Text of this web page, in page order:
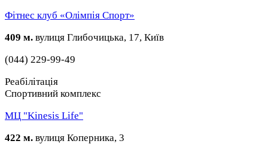
Фітнес клуб «Олімпія Спорт»
409 м. вулиця Глибочицька, 17, Київ
(044) 229-99-49
Реабілітація
Спортивний комплекс
МЦ "Kinesis Life"
422 м. вулиця Коперника, 3